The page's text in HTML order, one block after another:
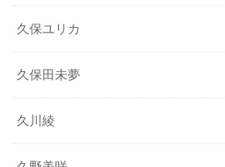
久保ユリカ
久保田未夢
久川綾